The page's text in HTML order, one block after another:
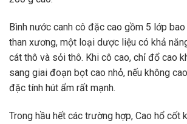
Bình nước canh cô đặc cao gồm 5 lớp
than xương, một loại dược liệu có khả
cát thô và sỏi thô. Khi cô cao, chỉ đổ cao
sang giai đoạn bọt cao nhỏ, nếu không
đặc tính hút ẩm rất mạnh.
Trong hầu hết các trường hợp, Cao hổ cốt